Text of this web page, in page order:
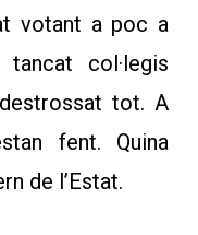
votant a poc a
col·legis
tot. A
fent. Quina
de l’Estat.